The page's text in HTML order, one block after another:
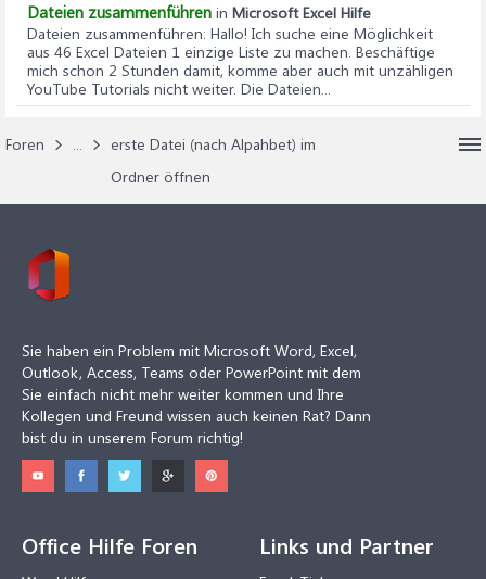
Dateien zusammenführen in Microsoft Excel Hilfe
Dateien zusammenführen: Hallo! Ich suche eine Möglichkeit
aus 46 Excel Dateien 1 einzige Liste zu machen. Beschäftige
mich schon 2 Stunden damit, komme aber auch mit unzähligen
YouTube Tutorials nicht weiter. Die Dateien...
Foren ...
erste Datei (nach Alpahbet) im
Ordner öffnen
Sie haben ein Problem mit Microsoft Word, Excel,
Outlook, Access, Teams oder PowerPoint mit dem
Sie einfach nicht mehr weiter kommen und Ihre
Kollegen und Freund wissen auch keinen Rat? Dann
bist du in unserem Forum richtig!
Office Hilfe Foren Links und Partner